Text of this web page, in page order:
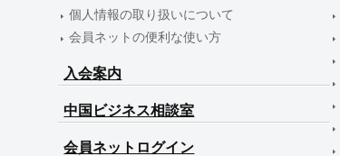
個人情報の取り扱いについて
会員ネットの便利な使い方
入会案内
中国ビジネス相談室
会員ネットログイン